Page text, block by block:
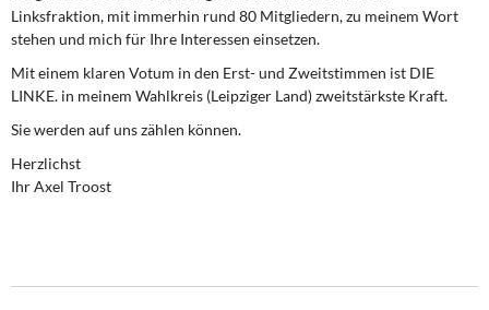
DIE LINKE
Weitere Themen
Memo-Gruppe
Institut Solidarische Moderne
Über mich
Linksfraktion, mit immerhin rund 80 Mitgliedern, zu meinem Wort
stehen und mich für Ihre Interessen einsetzen.
Mit einem klaren Votum in den Erst- und Zweitstimmen ist DIE
LINKE. in meinem Wahlkreis (Leipziger Land) zweitstärkste Kraft.
Sie werden auf uns zählen können.
Herzlichst
Ihr Axel Troost